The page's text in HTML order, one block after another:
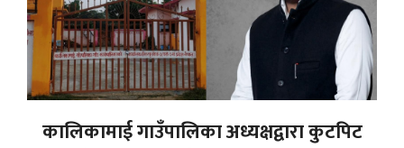
कालिकामाई गाउँपालिका अध्यक्षद्वारा कुटपिट